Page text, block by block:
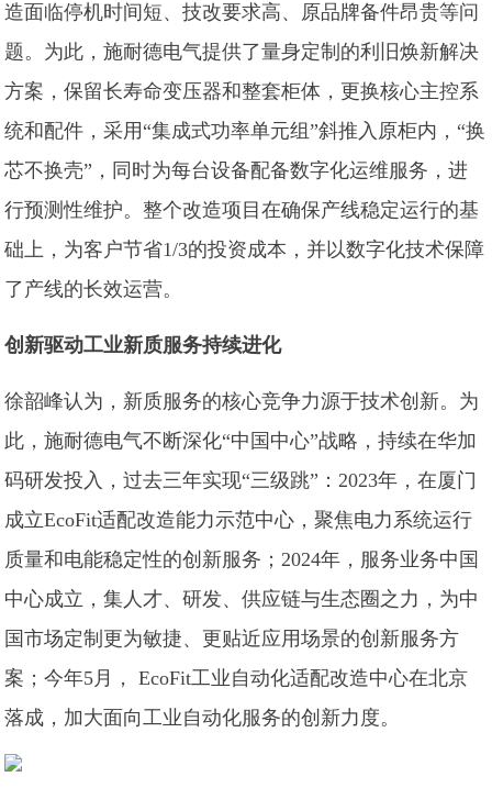
造面临停机时间短、技改要求高、原品牌备件昂贵等问
题。为此，施耐德电气提供了量身定制的利旧焕新解决
方案，保留长寿命变压器和整套柜体，更换核心主控系
统和配件，采用“集成式功率单元组”斜推入原柜内，“换
芯不换壳”，同时为每台设备配备数字化运维服务，进
行预测性维护。整个改造项目在确保产线稳定运行的基
础上，为客户节省1/3的投资成本，并以数字化技术保障
了产线的长效运营。
创新驱动工业新质服务持续进化
徐韶峰认为，新质服务的核心竞争力源于技术创新。为
此，施耐德电气不断深化“中国中心”战略，持续在华加
码研发投入，过去三年实现“三级跳”：2023年，在厦门
成立EcoFit适配改造能力示范中心，聚焦电力系统运行
质量和电能稳定性的创新服务；2024年，服务业务中国
中心成立，集人才、研发、供应链与生态圈之力，为中
国市场定制更为敏捷、更贴近应用场景的创新服务方
案；今年5月， EcoFit工业自动化适配改造中心在北京
落成，加大面向工业自动化服务的创新力度。